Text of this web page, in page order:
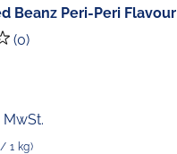
Beanz Peri-Peri Flavour
(0)
1 kg)